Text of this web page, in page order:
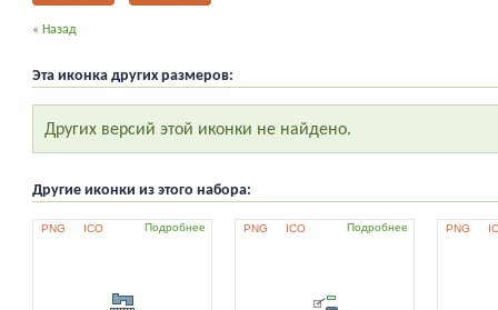
« Назад
Эта иконка других размеров:
Других версий этой иконки не найдено.
Другие иконки из этого набора:
PNG ICO Подробнее PNG ICO Подробнее PNG